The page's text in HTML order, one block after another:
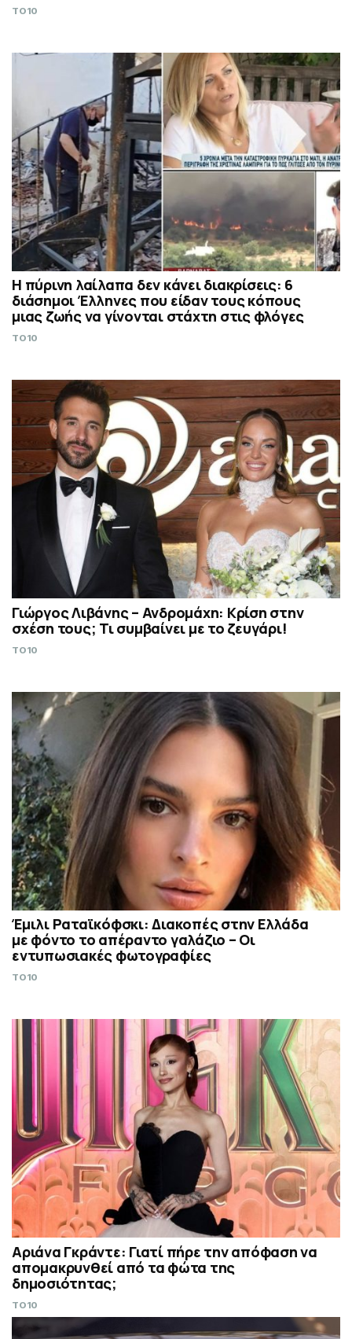
TO10
Η πύρινη λαίλαπα δεν κάνει διακρίσεις: 6
διάσημοι Έλληνες που είδαν τους κόπους
μιας ζωής να γίνονται στάχτη στις φλόγες
TO10
Γιώργος Λιβάνης – Ανδρομάχη: Κρίση στην
σχέση τους; Τι συμβαίνει με το ζευγάρι!
TO10
Έμιλι Ραταϊκόφσκι: Διακοπές στην Ελλάδα
με φόντο το απέραντο γαλάζιο – Οι
εντυπωσιακές φωτογραφίες
TO10
Αριάνα Γκράντε: Γιατί πήρε την απόφαση να
απομακρυνθεί από τα φώτα της
δημοσιότητας;
TO10